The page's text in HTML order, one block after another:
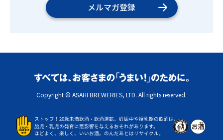
メルマガ登録
Copyright © ASAHI BREWERIES, LTD. All rights reserved.